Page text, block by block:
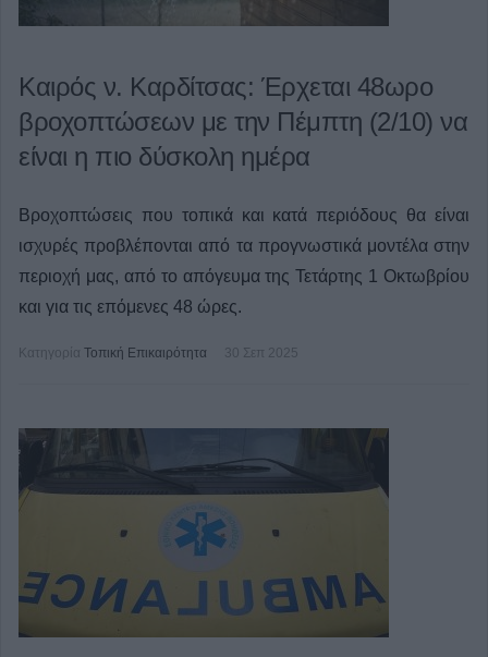
Καιρός ν. Καρδίτσας: Έρχεται 48ωρο
βροχοπτώσεων με την Πέμπτη (2/10) να
είναι η πιο δύσκολη ημέρα
Βροχοπτώσεις που τοπικά και κατά περιόδους θα είναι
ισχυρές προβλέπονται από τα προγνωστικά μοντέλα στην
περιοχή μας, από το απόγευμα της Τετάρτης 1 Οκτωβρίου
και για τις επόμενες 48 ώρες.
Κατηγορία Τοπική Επικαιρότητα 30 Σεπ 2025